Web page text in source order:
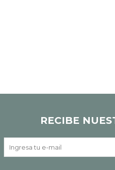
RECIBE